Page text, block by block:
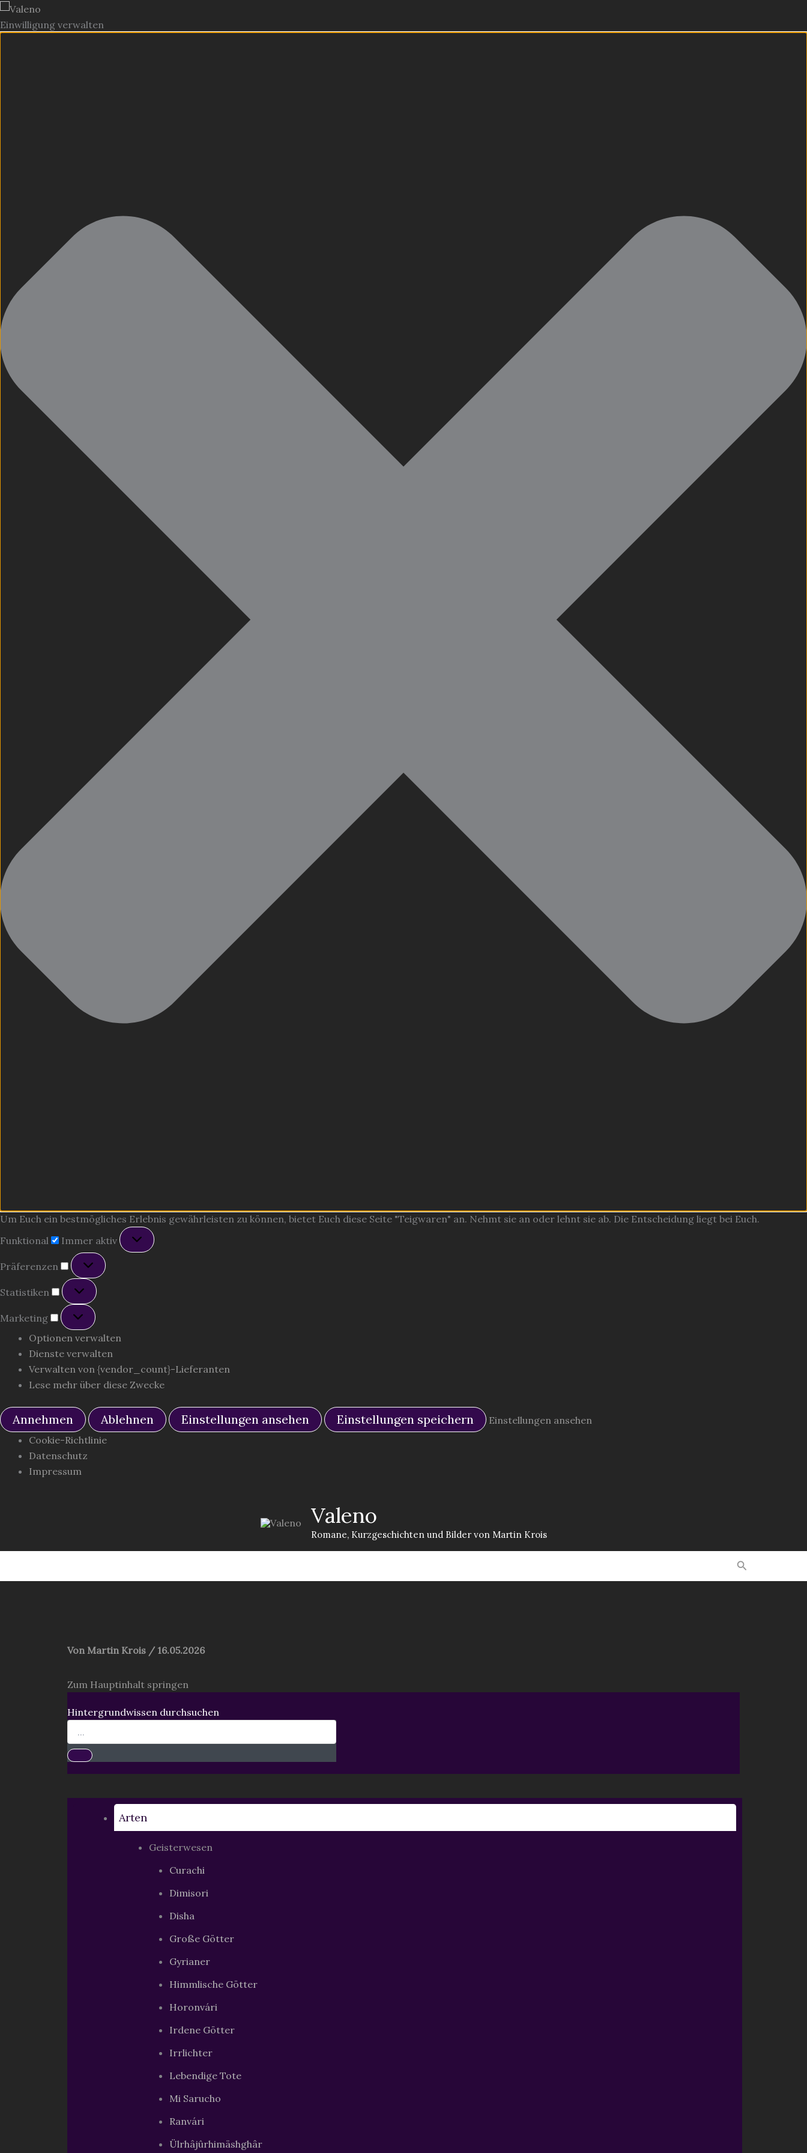
Einwilligung verwalten
Um Euch ein bestmögliches Erlebnis gewährleisten zu können, bietet Euch diese Seite "Teigwaren" an. Nehmt sie an oder lehnt sie ab. Die Entscheidung liegt bei Euch.
Funktional
Immer aktiv
Präferenzen
Präferenzen
Statistiken
Statistiken
Marketing
Marketing
Optionen verwalten
Dienste verwalten
Verwalten von {vendor_count}-Lieferanten
Lese mehr über diese Zwecke
Annehmen Ablehnen Einstellungen ansehen Einstellungen speichern
Einstellungen ansehen
Cookie-Richtlinie
Datenschutz
Impressum
Valeno
Romane, Kurzgeschichten und Bilder von Martin Krois
Suchen
Von Martin Krois / 16.05.2026
Zum Hauptinhalt springen
Hintergrundwissen durchsuchen
Arten
Geisterwesen
Curachi
Dimisori
Disha
Große Götter
Gyrianer
Himmlische Götter
Horonvári
Irdene Götter
Irrlichter
Lebendige Tote
Mi Sarucho
Ranvári
Ülrhâjûrhimäshghâr